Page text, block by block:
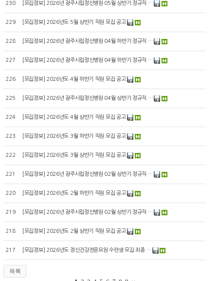
230 모집정보] 2026년 광주시립정신병원 05월 상반기 정규직 …
229 모집정보] 2026년도 5월 상반기 직원 모집 공고
228 모집정보] 2026년 광주시립정신병원 04월 하반기 정규직 …
227 모집정보] 2026년 광주시립정신병원 04월 하반기 정규직 …
226 모집정보] 2026년도 4월 하반기 직원 모집 공고
225 모집정보] 2026년 광주시립정신병원 04월 상반기 정규직 …
224 모집정보] 2026년도 4월 상반기 직원 모집 공고
223 모집정보] 2026년도 3월 하반기 직원 모집 공고
222 모집정보] 2026년도 3월 상반기 직원 모집 공고
221 모집정보] 2026년 광주시립정신병원 02월 상반기 정규직 …
220 모집정보] 2026년도 2월 하반기 직원 모집 공고
219 모집정보] 2026년 광주시립정신병원 02월 상반기 정규직 …
218 모집정보] 2026년도 2월 상반기 직원 모집 공고
217 모집정보] 2026년도 정신건강전문요원 수련생 모집 최종 …
목록